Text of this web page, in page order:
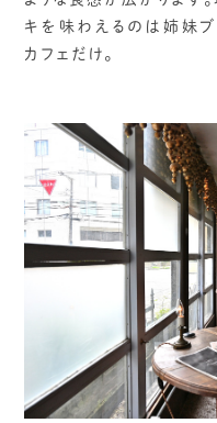
キを味わえるのは姉妹
カフェだけ。